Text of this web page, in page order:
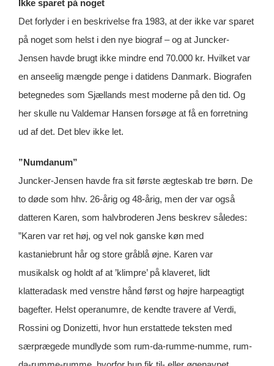
Ikke sparet på noget
Det forlyder i en beskrivelse fra 1983, at der ikke var sparet
på noget som helst i den nye biograf – og at Juncker-
Jensen havde brugt ikke mindre end 70.000 kr. Hvilket var
en anseelig mængde penge i datidens Danmark. Biografen
betegnedes som Sjællands mest moderne på den tid. Og
her skulle nu Valdemar Hansen forsøge at få en forretning
ud af det. Det blev ikke let.
”Numdanum”
Juncker-Jensen havde fra sit første ægteskab tre børn. De
to døde som hhv. 26-årig og 48-årig, men der var også
datteren Karen, som halvbroderen Jens beskrev således:
”Karen var ret høj, og vel nok ganske køn med
kastaniebrunt hår og store gråblå øjne. Karen var
musikalsk og holdt af at ’klimpre’ på klaveret, lidt
klatteradask med venstre hånd først og højre harpeagtigt
bagefter. Helst operanumre, de kendte travere af Verdi,
Rossini og Donizetti, hvor hun erstattede teksten med
særprægede mundlyde som rum-da-rumme-numme, rum-